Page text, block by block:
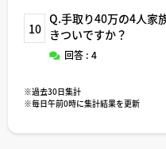
10
Q.手取り40万の4人家
きついですか？
回答 : 4
※過去30日集計
※毎日午前0時に集計結果を更新